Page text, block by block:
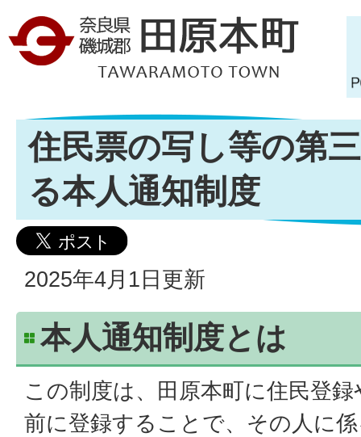
住民票の写し等の第
る本人通知制度
2025年4月1日更新
本人通知制度とは
この制度は、田原本町に住民登
前に登録することで、その人に